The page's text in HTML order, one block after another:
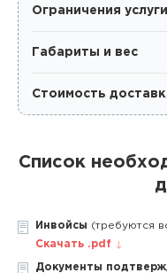
Ограничения услуги
Габариты и вес
Стоимость
Список
Инвойсы (требуются
Скачать .pdf
Документы